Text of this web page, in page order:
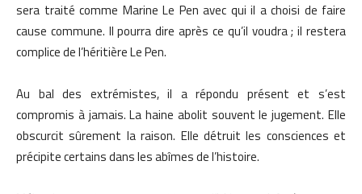
sera traité comme Marine Le Pen avec qui il a choisi de faire
cause commune. Il pourra dire après ce qu’il voudra ; il restera
complice de l’héritière Le Pen.
Au bal des extrémistes, il a répondu présent et s’est
compromis à jamais. La haine abolit souvent le jugement. Elle
obscurcit sûrement la raison. Elle détruit les consciences et
précipite certains dans les abîmes de l’histoire.